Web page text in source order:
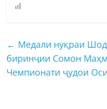
← Медали нуқраи
биринҷии Сомон
Чемпионати ҷудои